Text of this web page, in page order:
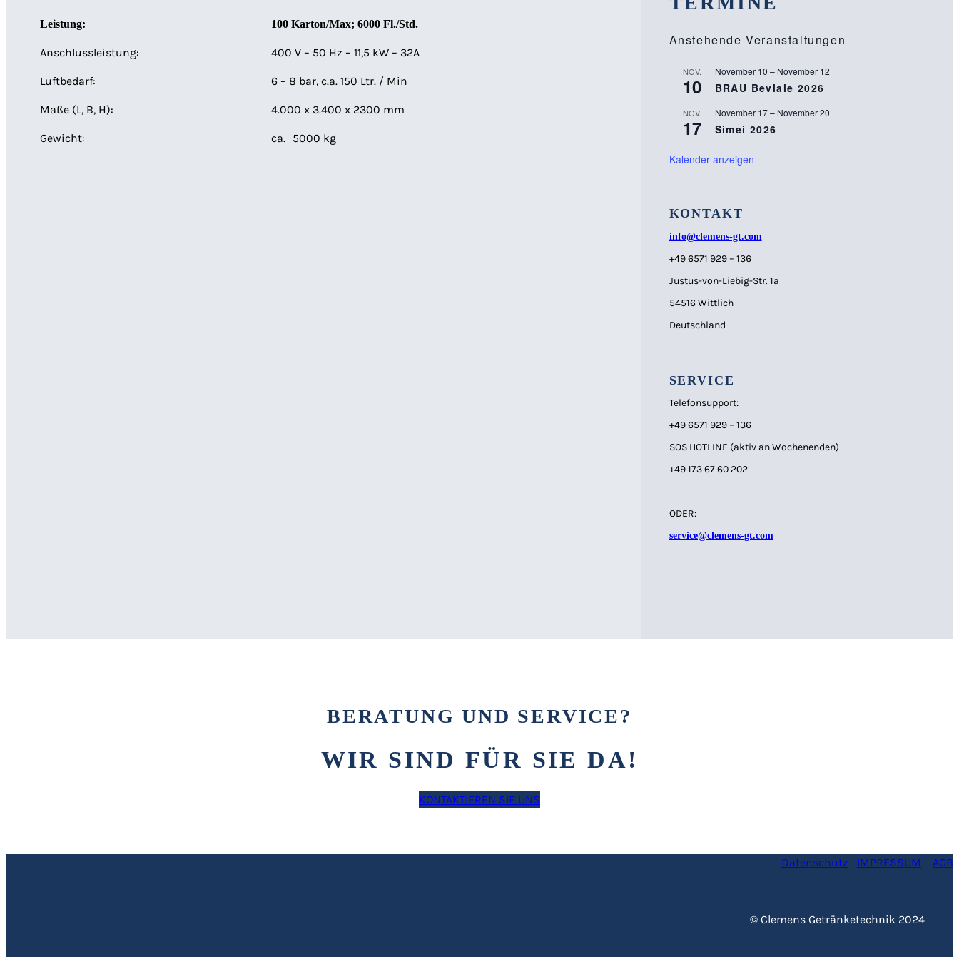
Leistung: 100 Karton/Max; 6000 Fl./Std.
Anschlussleistung: 400 V – 50 Hz – 11,5 kW – 32A
Luftbedarf: 6 – 8 bar, c.a. 150 Ltr. / Min
Maße (L, B, H): 4.000 x 3.400 x 2300 mm
Gewicht: ca. 5000 kg
Anstehende Veranstaltungen
NOV.
10
November 10 – November 12
BRAU Beviale 2026
NOV.
17
November 17– November 20
Simei 2026
Kalender anzeigen
KONTAKT
info@clemens-gt.com
+49 6571 929 – 136
Justus-von-Liebig-Str. 1a
54516 Wittlich
Deutschland
SERVICE
Telefonsupport:
+49 6571 929 – 136
SOS HOTLINE (aktiv an Wochenenden)
+49 173 67 60 202
ODER:
service@clemens-gt.com
BERATUNG UND SERVICE?
WIR SIND FÜR SIE DA!
KONTAKTIEREN SIE UNS
Datenschutz IMPRESSUM AGB
© Clemens Getränketechnik 2024